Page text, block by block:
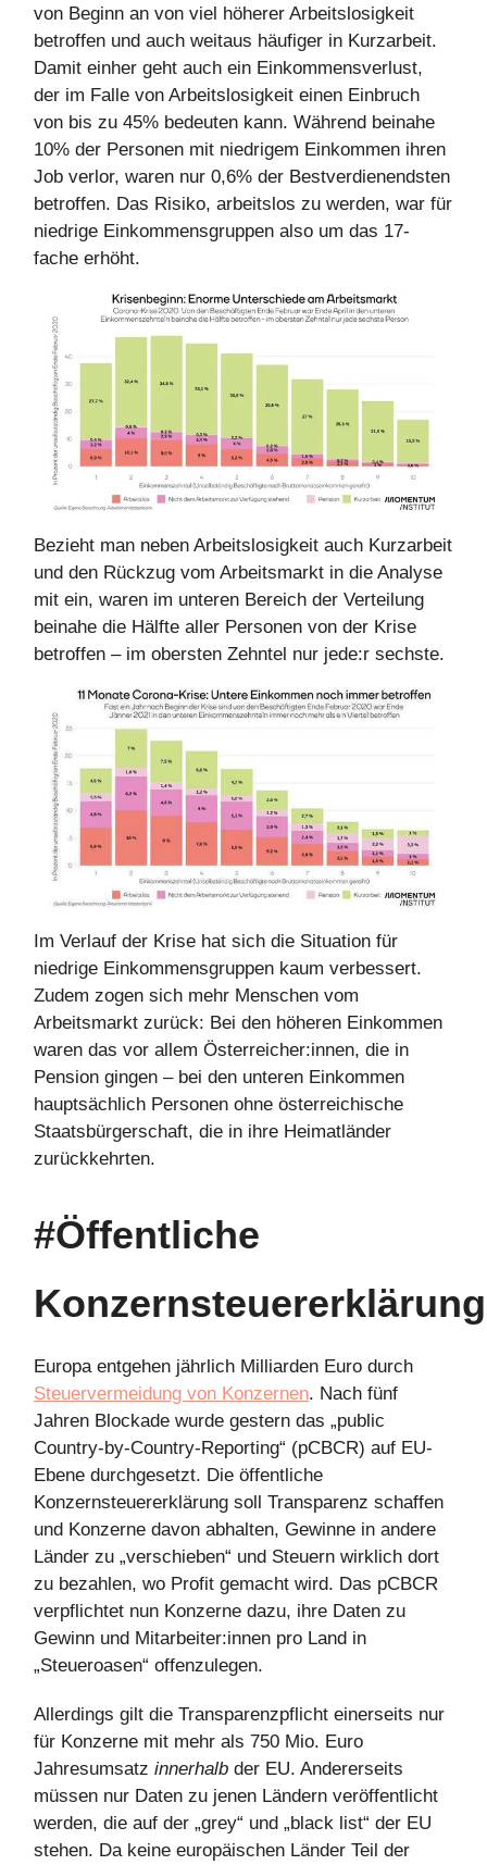
von Beginn an von viel höherer Arbeitslosigkeit
betroffen und auch weitaus häufiger in Kurzarbeit.
Damit einher geht auch ein Einkommensverlust,
der im Falle von Arbeitslosigkeit einen Einbruch
von bis zu 45% bedeuten kann. Während beinahe
10% der Personen mit niedrigem Einkommen ihren
Job verlor, waren nur 0,6% der Bestverdienendsten
betroffen. Das Risiko, arbeitslos zu werden, war für
niedrige Einkommensgruppen also um das 17-
fache erhöht.
Bezieht man neben Arbeitslosigkeit auch Kurzarbeit
und den Rückzug vom Arbeitsmarkt in die Analyse
mit ein, waren im unteren Bereich der Verteilung
beinahe die Hälfte aller Personen von der Krise
betroffen – im obersten Zehntel nur jede:r sechste.
Im Verlauf der Krise hat sich die Situation für
niedrige Einkommensgruppen kaum verbessert.
Zudem zogen sich mehr Menschen vom
Arbeitsmarkt zurück: Bei den höheren Einkommen
waren das vor allem Österreicher:innen, die in
Pension gingen – bei den unteren Einkommen
hauptsächlich Personen ohne österreichische
Staatsbürgerschaft, die in ihre Heimatländer
zurückkehrten.
#Öffentliche
Konzernsteuererklärung
Europa entgehen jährlich Milliarden Euro durch
Steuervermeidung von Konzernen. Nach fünf
Jahren Blockade wurde gestern das „public
Country-by-Country-Reporting“ (pCBCR) auf EU-
Ebene durchgesetzt. Die öffentliche
Konzernsteuererklärung soll Transparenz schaffen
und Konzerne davon abhalten, Gewinne in andere
Länder zu „verschieben“ und Steuern wirklich dort
zu bezahlen, wo Profit gemacht wird. Das pCBCR
verpflichtet nun Konzerne dazu, ihre Daten zu
Gewinn und Mitarbeiter:innen pro Land in
„Steueroasen“ ­offenzulegen.
Allerdings gilt die Transparenzpflicht einerseits nur
für Konzerne mit mehr als 750 Mio. Euro
Jahresumsatz innerhalb der EU. Andererseits
müssen nur Daten zu jenen Ländern veröffentlicht
werden, die auf der „grey“ und „black list“ der EU
stehen. Da keine europäischen Länder Teil der